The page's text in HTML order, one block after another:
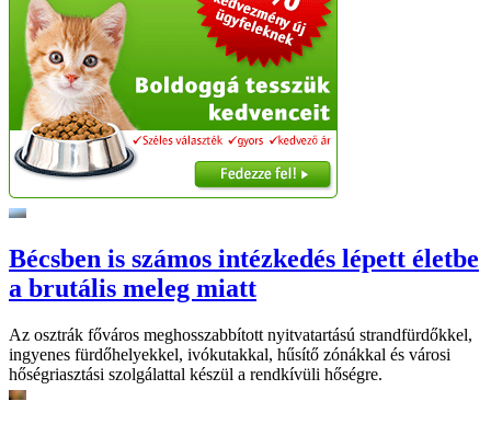
Bécsben is számos intézkedés lépett életbe
a brutális meleg miatt
Az osztrák főváros meghosszabbított nyitvatartású strandfürdőkkel,
ingyenes fürdőhelyekkel, ivókutakkal, hűsítő zónákkal és városi
hőségriasztási szolgálattal készül a rendkívüli hőségre.